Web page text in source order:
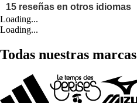
Loading...
Loading...
Todas nuestras marcas